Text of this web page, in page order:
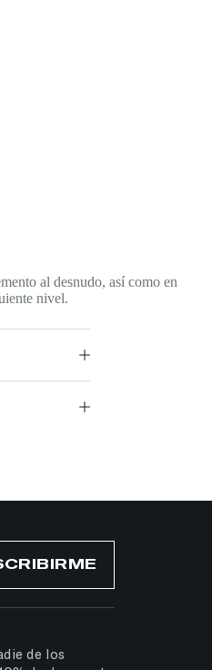
al desnudo, así como en
nivel.
de los